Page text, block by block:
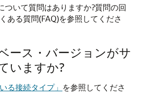
ついて質問はありますか?質問の回
ある質問(FAQ)を参照してくださ
ース・バージョンがサ
いますか?
る接続タイプ」 を参照してくださ